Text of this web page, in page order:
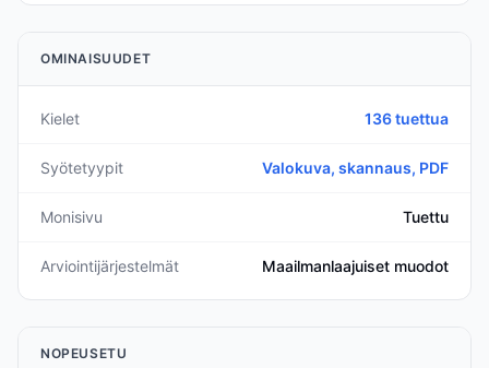
OMINAISUUDET
Kielet 136 tuettua
Syötetyypit Valokuva, skannaus, PDF
Monisivu Tuettu
Arviointijärjestelmät Maailmanlaajuiset muodot
NOPEUSETU